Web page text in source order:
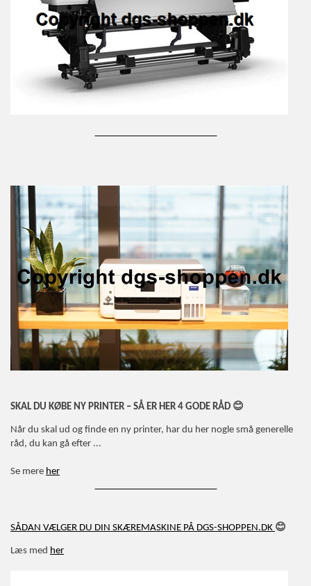
SKAL DU KØBE NY PRINTER – SÅ ER HER 4 GODE RÅD 😊
Når du skal ud og finde en ny printer, har du her nogle små generelle
råd, du kan gå efter ...
Se mere her
SÅDAN VÆLGER DU DIN SKÆREMASKINE PÅ DGS-SHOPPEN.DK 😊
Læs med her